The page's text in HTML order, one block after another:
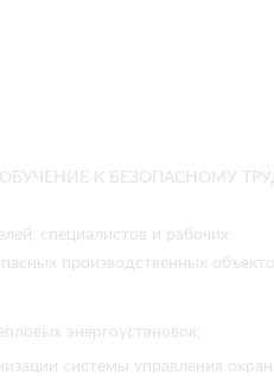
ОБУЧЕНИЕ К БЕЗОПАСНОМУ
специалистов и рабочих:
производственных
энергоустановок;
системы управления